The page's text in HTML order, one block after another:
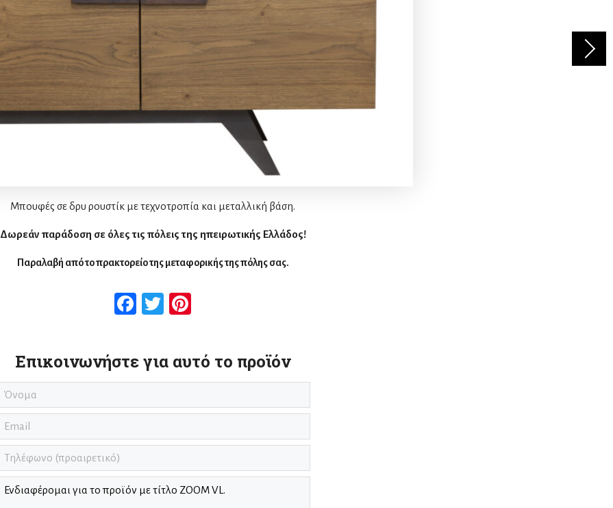
Μπουφές σε δρυ ρουστίκ με τεχνοτροπία και μεταλλική βάση.
Δωρεάν παράδοση σε όλες τις πόλεις της ηπειρωτικής Ελλάδος!
Παραλαβή από το πρακτορείο της μεταφορικής της πόλης σας.
Facebook
Twitter
Επικοινωνήστε για αυτό το προϊόν